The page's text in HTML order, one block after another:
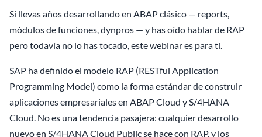
Si llevas años desarrollando en ABAP clásico — reports,
módulos de funciones, dynpros — y has oído hablar de RAP
pero todavía no lo has tocado, este webinar es para ti.
SAP ha definido el modelo RAP (RESTful Application
Programming Model) como la forma estándar de construir
aplicaciones empresariales en ABAP Cloud y S/4HANA
Cloud. No es una tendencia pasajera: cualquier desarrollo
nuevo en S/4HANA Cloud Public se hace con RAP, y los